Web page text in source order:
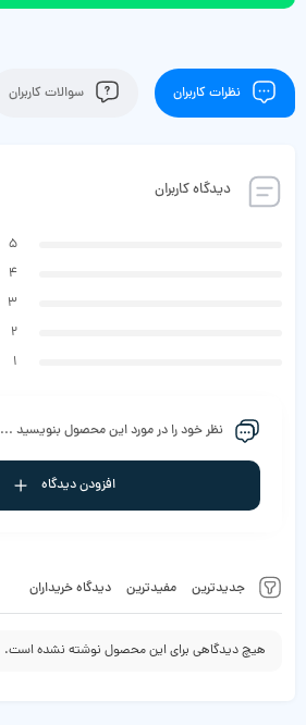
نظرات کاربران سوالات کاربران
دیدگاه کاربران
جدیدترین مفیدترین دیدگاه خریداران
هیچ دیدگاهی برای این محصول نوشته نشده است.
5
4
3
2
1
نظر خود را در مورد این محصول بنویسید ...
افزودن دیدگاه